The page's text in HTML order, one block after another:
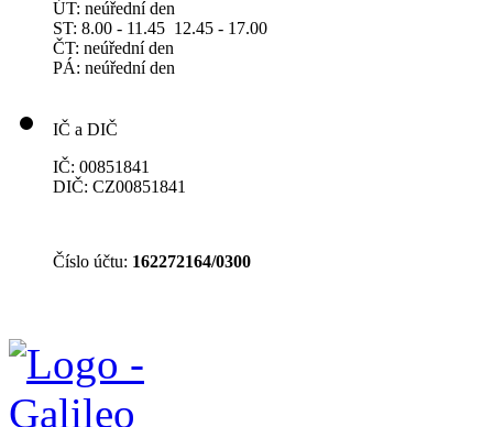
ÚT: neúřední den
ST: 8.00 - 11.45 12.45 - 17.00
ČT: neúřední den
PÁ: neúřední den
IČ a DIČ
IČ: 00851841
DIČ: CZ00851841
Číslo účtu: 162272164/0300